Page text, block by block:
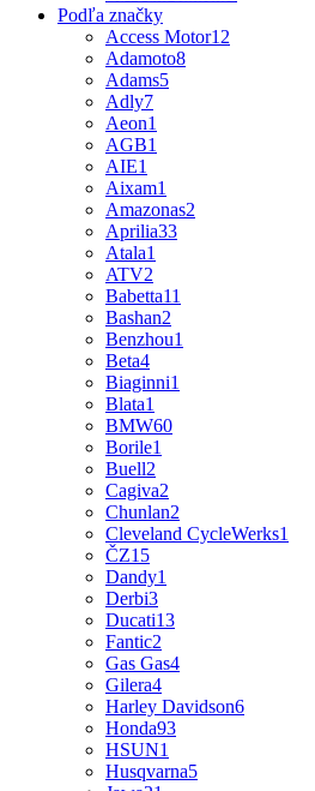
Podľa značky
Access Motor12
Adamoto8
Adams5
Adly7
Aeon1
AGB1
AIE1
Aixam1
Amazonas2
Aprilia33
Atala1
ATV2
Babetta11
Bashan2
Benzhou1
Beta4
Biaginni1
Blata1
BMW60
Borile1
Buell2
Cagiva2
Chunlan2
Cleveland CycleWerks1
ČZ15
Dandy1
Derbi3
Ducati13
Fantic2
Gas Gas4
Gilera4
Harley Davidson6
Honda93
HSUN1
Husqvarna5